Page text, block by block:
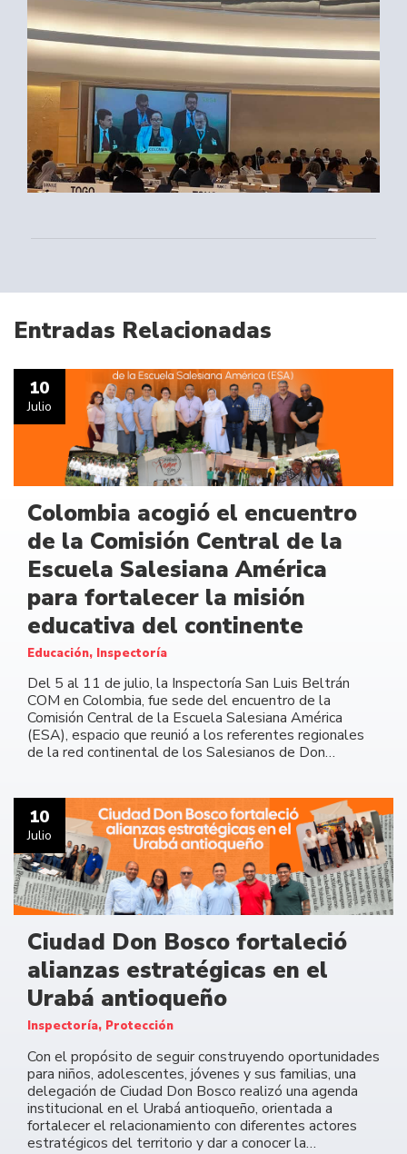
Entradas Relacionadas
10
Julio
Colombia acogió el encuentro
de la Comisión Central de la
Escuela Salesiana América
para fortalecer la misión
educativa del continente
Educación, Inspectoría
Del 5 al 11 de julio, la Inspectoría San Luis Beltrán
COM en Colombia, fue sede del encuentro de la
Comisión Central de la Escuela Salesiana América
(ESA), espacio que reunió a los referentes regionales
de la red continental de los Salesianos de Don…
10
Julio
Ciudad Don Bosco fortaleció
alianzas estratégicas en el
Urabá antioqueño
Inspectoría, Protección
Con el propósito de seguir construyendo oportunidades
para niños, adolescentes, jóvenes y sus familias, una
delegación de Ciudad Don Bosco realizó una agenda
institucional en el Urabá antioqueño, orientada a
fortalecer el relacionamiento con diferentes actores
estratégicos del territorio y dar a conocer la…